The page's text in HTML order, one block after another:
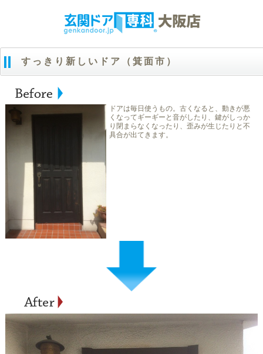
すっきり新しいドア（箕面市）
ドアは毎日使うもの。古くなると、動きが悪
くなってギーギーと音がしたり、鍵がしっか
り閉まらなくなったり、歪みが生じたりと不
具合が出てきます。